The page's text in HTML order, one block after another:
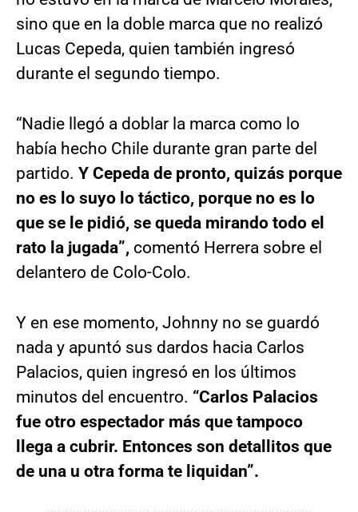
sino que en la doble marca que no realizó
Lucas Cepeda, quien también ingresó
durante el segundo tiempo.
“Nadie llegó a doblar la marca como lo
había hecho Chile durante gran parte del
partido. Y Cepeda de pronto, quizás porque
no es lo suyo lo táctico, porque no es lo
que se le pidió, se queda mirando todo el
rato la jugada”, comentó Herrera sobre el
delantero de Colo-Colo.
Y en ese momento, Johnny no se guardó
nada y apuntó sus dardos hacia Carlos
Palacios, quien ingresó en los últimos
minutos del encuentro. “Carlos Palacios
fue otro espectador más que tampoco
llega a cubrir. Entonces son detallitos que
de una u otra forma te liquidan”.